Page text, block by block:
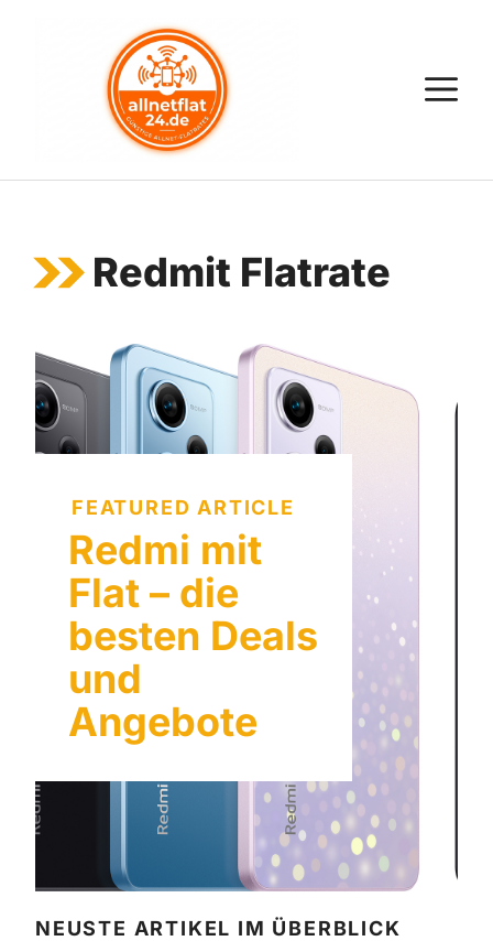
Redmit Flatrate
FEATURED ARTICLE
Redmi mit
Flat – die
besten Deals
und
Angebote
NEUSTE ARTIKEL IM ÜBERBLICK